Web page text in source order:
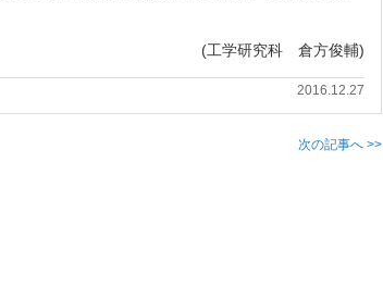
(工学研究科 倉方俊輔)
2016.12.27
次の記事へ >>